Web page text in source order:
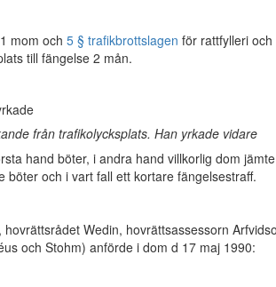
mom och 5 § trafikbrottslagen för rattfylleri och
till fängelse 2 mån.
från trafikolycksplats. Han yrkade vidare
hand böter, i andra hand villkorlig dom jämte
böter och i vart fall ett kortare fängelsestraff.
Wedin, hovrättsassessorn
och Stohm) anförde i dom d 17 maj 1990: